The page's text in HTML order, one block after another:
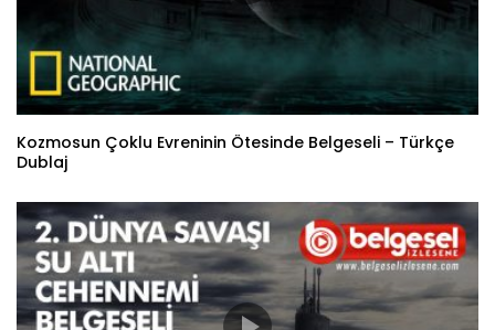
Kozmosun Çoklu Evreninin Ötesinde Belgeseli – Türkçe
Dublaj